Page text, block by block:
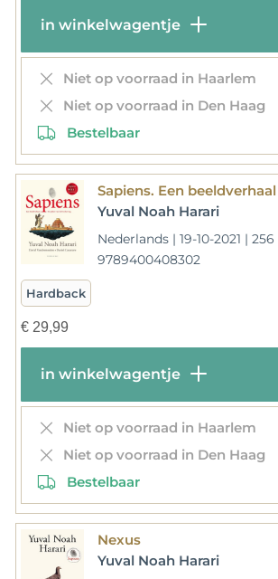
in winkelwagentje
Niet op voorraad in Haarlem
Niet op voorraad in Den Haag
Bestelbaar
Sapiens. Een
Yuval Noah Harari
Nederlands | 19-10-2021 |
9789400408302
Hardback
€29,99
in winkelwagentje
Niet op voorraad in Haarlem
Niet op voorraad in Den Haag
Bestelbaar
Nexus
Yuval Noah Harari